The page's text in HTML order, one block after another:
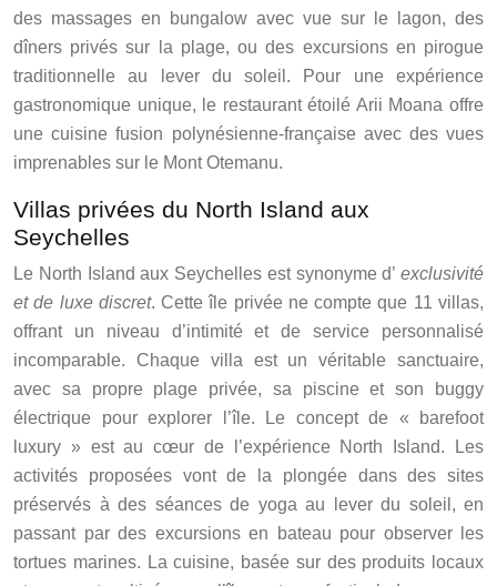
des massages en bungalow avec vue sur le lagon, des
dîners privés sur la plage, ou des excursions en pirogue
traditionnelle au lever du soleil. Pour une expérience
gastronomique unique, le restaurant étoilé Arii Moana offre
une cuisine fusion polynésienne-française avec des vues
imprenables sur le Mont Otemanu.
Villas privées du North Island aux
Seychelles
Le North Island aux Seychelles est synonyme d’ exclusivité
et de luxe discret. Cette île privée ne compte que 11 villas,
offrant un niveau d’intimité et de service personnalisé
incomparable. Chaque villa est un véritable sanctuaire,
avec sa propre plage privée, sa piscine et son buggy
électrique pour explorer l’île. Le concept de « barefoot
luxury » est au cœur de l’expérience North Island. Les
activités proposées vont de la plongée dans des sites
préservés à des séances de yoga au lever du soleil, en
passant par des excursions en bateau pour observer les
tortues marines. La cuisine, basée sur des produits locaux